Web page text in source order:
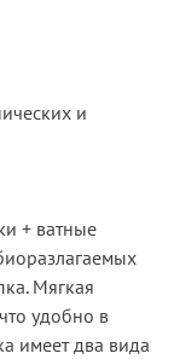
и
+ ватные
Мягкая
удобно в
имеет два вида